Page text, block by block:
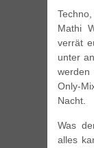
Mathi
verrät
unter
werden
Only-
Nacht.
Was
alles